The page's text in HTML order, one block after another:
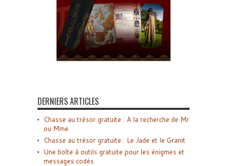
DERNIERS ARTICLES
Chasse au trésor gratuite : A la recherche de Mr
ou Mme
Chasse au trésor gratuite : Le Jade et le Granit
Une boîte à outils gratuite pour les énigmes et
messages codés